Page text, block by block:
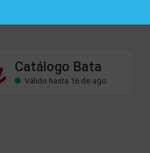
Catálogo Bata
Válido hasta 16 de ago